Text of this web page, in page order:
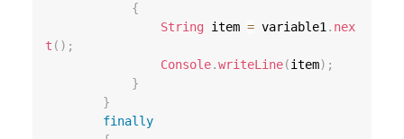
{
String item = variable1 . nex
t ( ) ;
Console.writeLine(item) ;
}
}
finally